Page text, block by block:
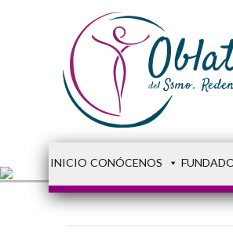
INICIO CONÓCENOS